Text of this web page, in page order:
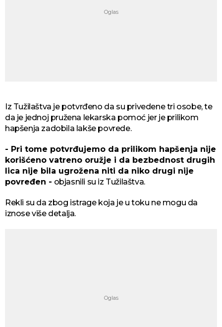
Iz Tužilaštva je potvrđeno da su privedene tri osobe, te
da je jednoj pružena lekarska pomoć jer je prilikom
hapšenja zadobila lakše povrede.
- Pri tome potvrđujemo da prilikom hapšenja nije
korišćeno vatreno oružje i da bezbednost drugih
lica nije bila ugrožena niti da niko drugi nije
povređen - objasnili su iz Tužilaštva.
Rekli su da zbog istrage koja je u toku ne mogu da
iznose više detalja.